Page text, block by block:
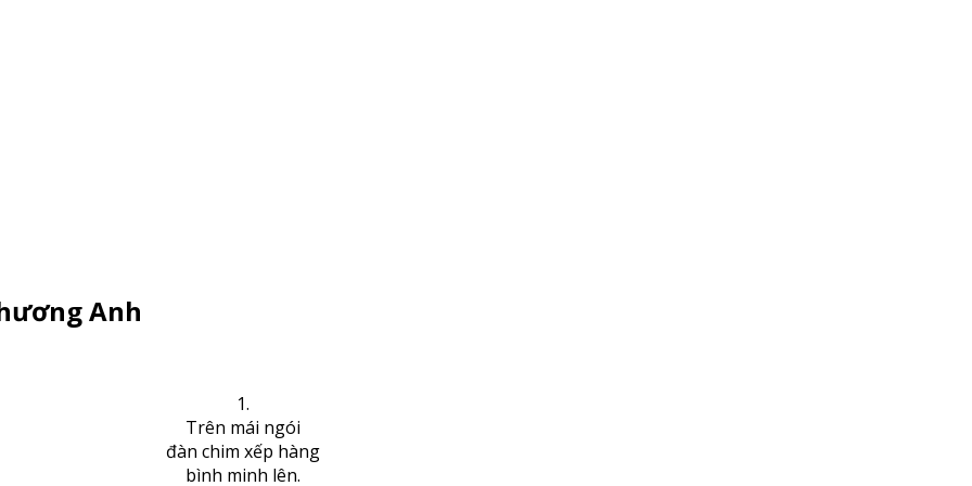
Anh
1.
Trên mái ngói
đàn chim xếp hàng
bình minh lên.